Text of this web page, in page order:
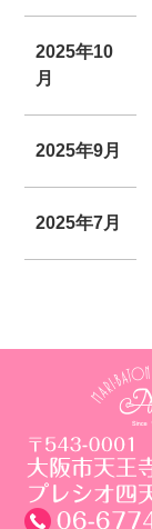
2025年10
月
2025年9月
2025年7月